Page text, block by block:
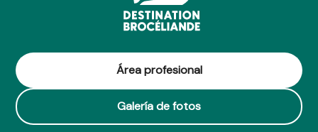
Área profesional
Galería de fotos